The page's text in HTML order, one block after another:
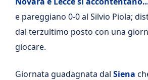
e pareggiano 0-0 al Silvio Piola;
dal terzultimo posto con una
giocare.
Giornata guadagnata dal Siena